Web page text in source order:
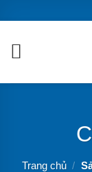
dung
Trang chủ /